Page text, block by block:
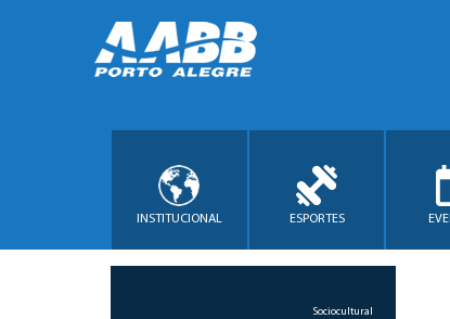
INSTITUCIONAL ESPORTES
Sociocultural